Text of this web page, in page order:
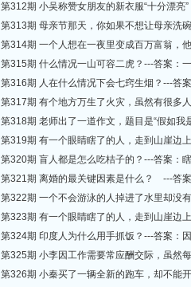
第312期 小吴称赞女朋友的新衣服“十分漂
第313期 母亲节那天，你如果不想让母亲洗
第314期 一个人想在一夜里变成百万富翁，
第315期 什么情况一山可容二虎？---答案：
第316期 人在什么情况下会七窍生烟？---答
第317期 有个地方万生了火灾，虽然有很多
第318期 老师出了一道作文，题目是“假如
第319期 有一个眼睛瞎了的人，走到山崖边
第320期 盲人都是怎么吃桔子的？---答案：
第321期 离婚的最关键因素是什么？ ---答
第322期 一个不会游泳的人掉进了水里却没
第323期 有一个眼睛瞎了的人，走到山崖边
第324期 印度人为什么用手抓饭？---答案：
第325期 小李因工作需要常应酬交际，虽然
第326期 小秦买了一辆全新的跑车，却不能